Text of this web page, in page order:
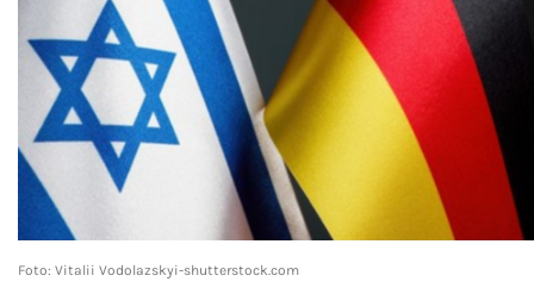
Foto: Vitalii Vodolazskyi-shutterstock.com